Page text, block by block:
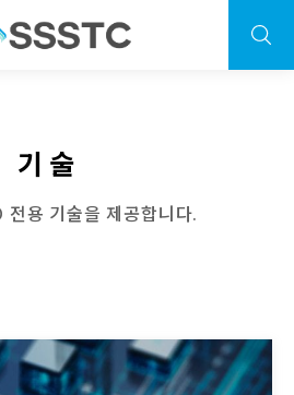
기술
용 기술을 제공합니다.